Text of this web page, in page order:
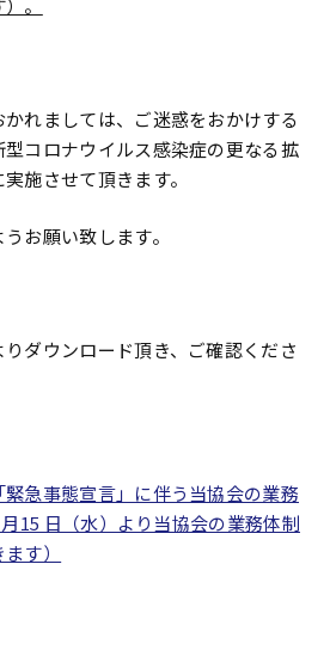
。
れましては、ご迷惑をおかけする
コロナウイルス感染症の更なる拡
施させて頂きます。
お願い致します。
ダウンロード頂き、ご確認くださ
急事態宣言」に伴う当協会の業務
15 日（水）より当協会の業務体制
す）